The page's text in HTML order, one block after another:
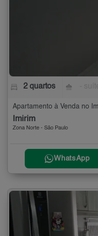
2 quartos
Apartamento à Venda no
Imirim
Zona Norte - São Paulo
WhatsApp